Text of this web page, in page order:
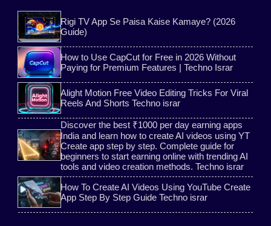
AI Captions
AI Images Generator Free Websites OTP Verification
passport online apply
Download App Cloner Free Number Verification 2025
Bitaim Free Guide instagram followers app
8 ball pool aim tools CapCut Guide
Sarkari Yojana No Login AI Image Platform
Rigi TV App Se Paisa Kaise Kamaye? (2026
Guide)
How to Use CapCut for Free in 2026 Without
Paying for Premium Features | Techno Israr
Alight Motion Free Video Editing Tricks For Viral
Reels And Shorts Techno israr
Discover the best ₹1000 per day earning apps
India and learn how to create AI videos using YT
Create app step by step. Complete guide for
beginners to start earning online with trending AI
tools and video creation methods. Techno israr
How To Create AI Videos Using YouTube Create
App Step By Step Guide Techno israr